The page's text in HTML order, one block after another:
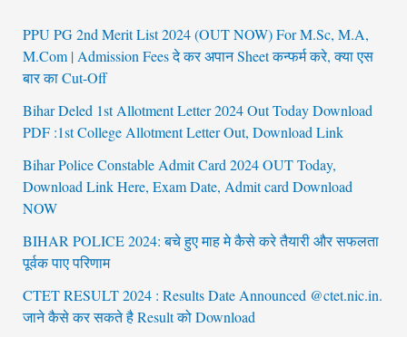
PPU PG 2nd Merit List 2024 (OUT NOW) For M.Sc, M.A,
M.Com | Admission Fees दे कर अपान Sheet कन्फर्म करे, क्या एस
बार का Cut-Off
Bihar Deled 1st Allotment Letter 2024 Out Today Download
PDF :1st College Allotment Letter Out, Download Link
Bihar Police Constable Admit Card 2024 OUT Today,
Download Link Here, Exam Date, Admit card Download
NOW
BIHAR POLICE 2024: बचे हुए माह मे कैसे करे तैयारी और सफलता
पूर्वक पाए परिणाम
CTET RESULT 2024 : Results Date Announced @ctet.nic.in.
जाने कैसे कर सकते है Result को Download